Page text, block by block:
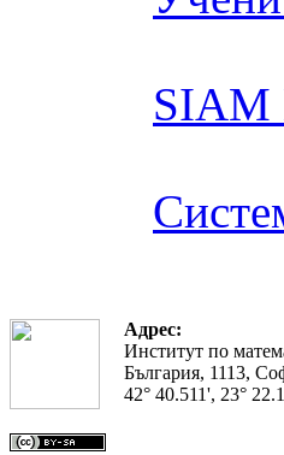
SIAM
Адрес:
Институт по
България, 1113,
42° 40.511', 23°